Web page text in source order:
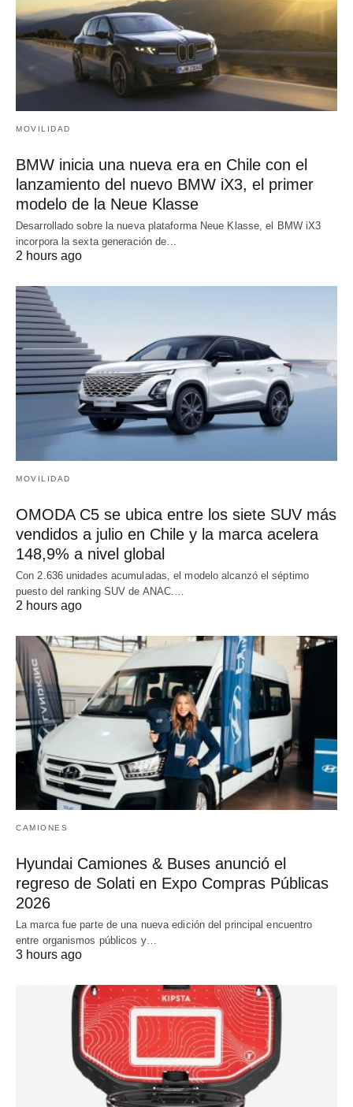
MOVILIDAD
BMW inicia una nueva era en Chile con el
lanzamiento del nuevo BMW iX3, el primer
modelo de la Neue Klasse
Desarrollado sobre la nueva plataforma Neue Klasse, el BMW iX3
incorpora la sexta generación de…
2 hours ago
MOVILIDAD
OMODA C5 se ubica entre los siete SUV más
vendidos a julio en Chile y la marca acelera
148,9% a nivel global
Con 2.636 unidades acumuladas, el modelo alcanzó el séptimo
puesto del ranking SUV de ANAC.…
2 hours ago
CAMIONES
Hyundai Camiones & Buses anunció el
regreso de Solati en Expo Compras Públicas
2026
La marca fue parte de una nueva edición del principal encuentro
entre organismos públicos y…
3 hours ago